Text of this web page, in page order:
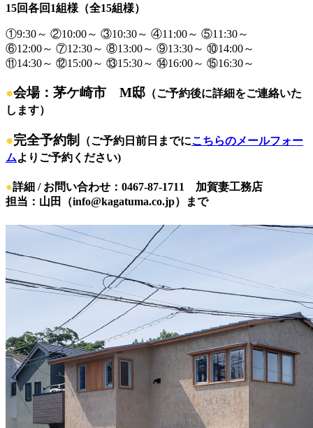
15回各回1組様（全15組様）
①9:30～ ②10:00～ ③10:30～ ④11:00～ ⑤11:30～
⑥12:00～ ⑦12:30～ ⑧13:00～ ⑨13:30～ ⑩14:00～
⑪14:30～ ⑫15:00～ ⑬15:30～ ⑭16:00～ ⑮16:30～
●会場：茅ケ崎市 M邸 （ご予約後に詳細をご連絡いた
します）
●完全予約制 （ご予約日前日までにこちらのメールフォー
ムよりご予約ください)
●詳細 / お問い合わせ：0467-87-1711 加賀妻工務店
担当：山田（info@kagatuma.co.jp）まで